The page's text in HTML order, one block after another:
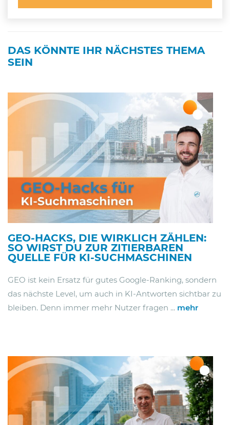
DAS KÖNNTE IHR NÄCHSTES THEMA
SEIN
GEO-HACKS, DIE WIRKLICH ZÄHLEN:
SO WIRST DU ZUR ZITIERBAREN
QUELLE FÜR KI-SUCHMASCHINEN
GEO ist kein Ersatz für gutes Google-Ranking, sondern
das nächste Level, um auch in KI-Antworten sichtbar zu
bleiben. Denn immer mehr Nutzer fragen ... mehr